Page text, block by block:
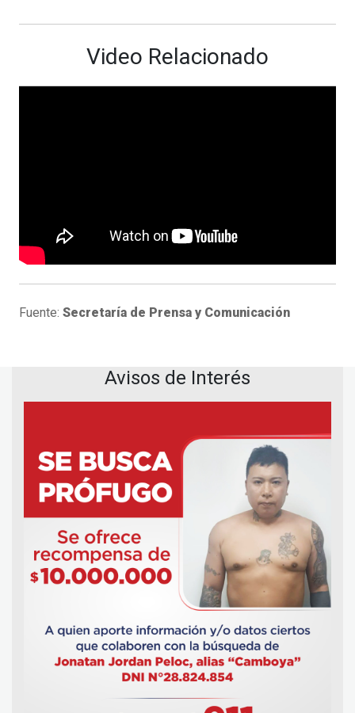
Video Relacionado
Fuente: Secretaría de Prensa y Comunicación
Avisos de Interés